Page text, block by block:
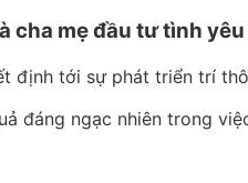
mẹ đầu tư tình
định tới sự phát triển trí
đáng ngạc nhiên trong